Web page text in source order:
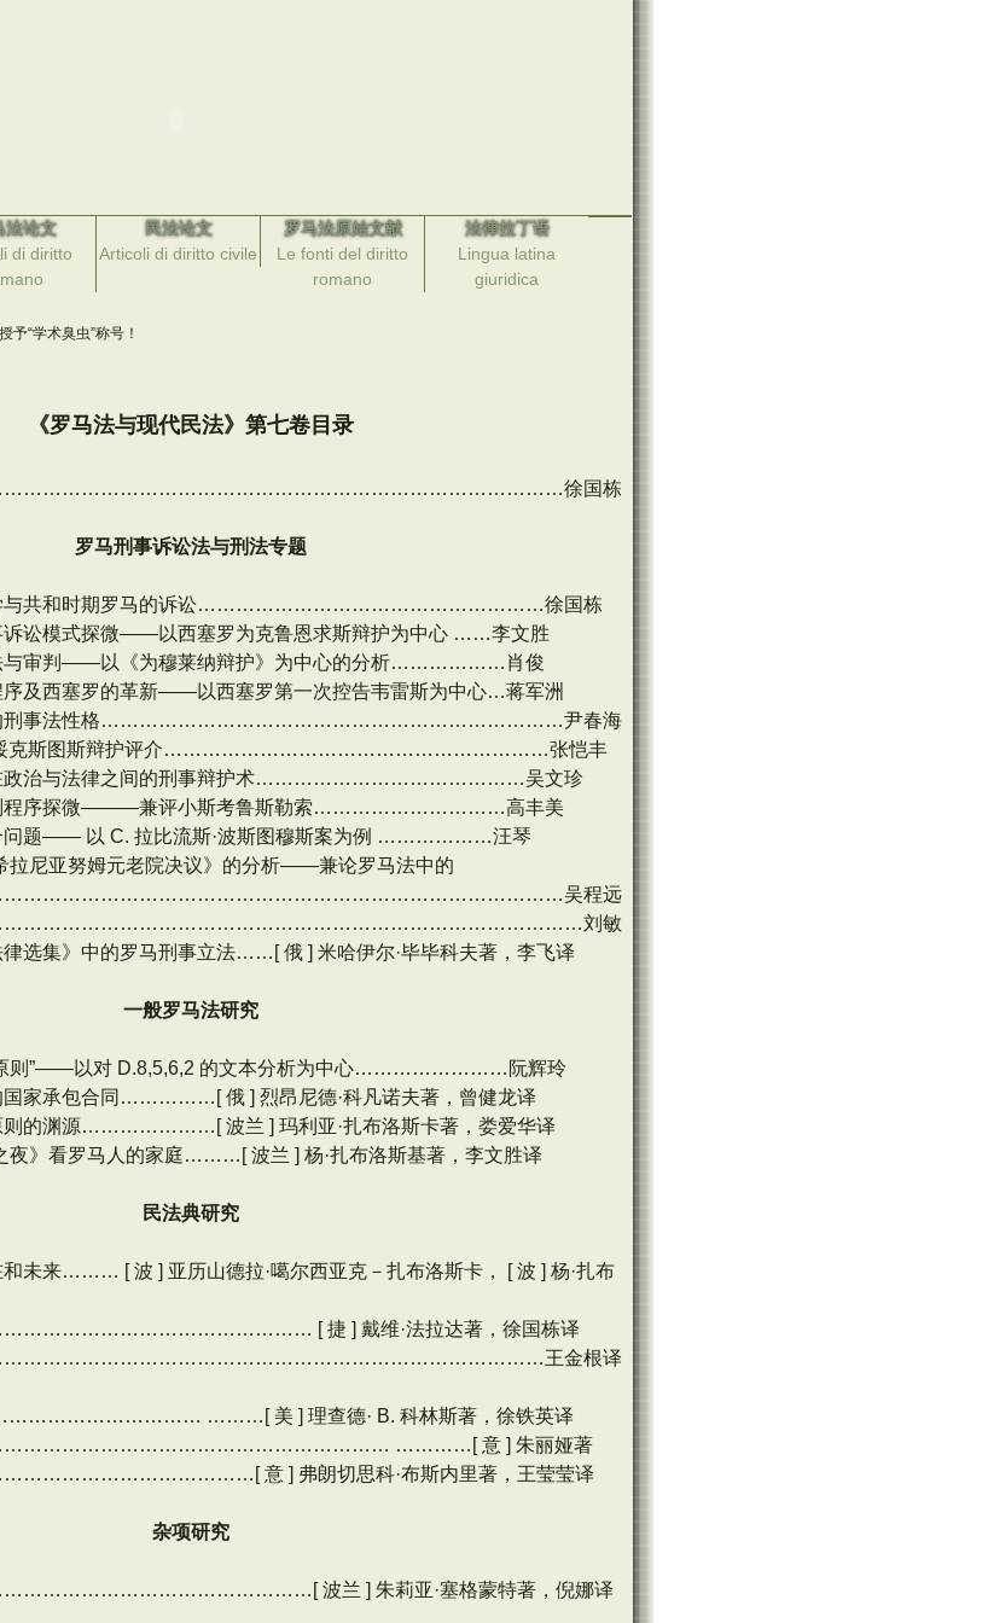
法论文
di diritto
民法论文
Articoli di diritto civile
罗马法原始文献
Le fonti del diritto
romano
法律拉丁语
Lingua latina
giuridica
予“学术臭虫”称号！
《罗马法与现代民法》第七卷目录
徐国栋
罗马刑事诉讼法与刑法专题
辞学与共和时期罗马的诉讼………………………………………………徐国栋
诉讼模式探微——以西塞罗为克鲁恩求斯辩护为中心 ……李文胜
与审判——以《为穆莱纳辩护》为中心的分析………………肖俊
序及西塞罗的革新——以西塞罗第一次控告韦雷斯为中心…蒋军洲
叶的刑事法性格………………………………………………………………尹春海
为绥克斯图斯辩护评介……………………………………………………张恺丰
政治与法律之间的刑事辩护术……………………………………吴文珍
判程序探微———兼评小斯考鲁斯勒索…………………………高丰美
问题—— 以 C. 拉比流斯·波斯图穆斯案为例 ………………汪琴
拉尼亚努姆元老院决议》的分析——兼论罗马法中的
吴程远
告……………………………………………………………………………………刘敏
选集》中的罗马刑事立法……[ 俄 ] 米哈伊尔·毕毕科夫著，李飞译
一般罗马法研究
原则”——以对 D.8,5,6,2 的文本分析为中心……………………阮辉玲
国家承包合同……………[ 俄 ] 烈昂尼德·科凡诺夫著，曾健龙译
则的渊源…………………[ 波兰 ] 玛利亚·扎布洛斯卡著，娄爱华译
夜》看罗马人的家庭………[ 波兰 ] 杨·扎布洛斯基著，李文胜译
民法典研究
和未来……… [ 波 ] 亚历山德拉·噶尔西亚克－扎布洛斯卡， [ 波 ] 杨·扎布
……………………………………………… [ 捷 ] 戴维·法拉达著，徐国栋译
…………………………………………………………………………………王金根译
………[ 美 ] 理查德· B. 科林斯著，徐铁英译
…………[ 意 ] 朱丽娅著
意 ] 弗朗切思科·布斯内里著，王莹莹译
杂项研究
波兰 ] 朱莉亚·塞格蒙特著，倪娜译